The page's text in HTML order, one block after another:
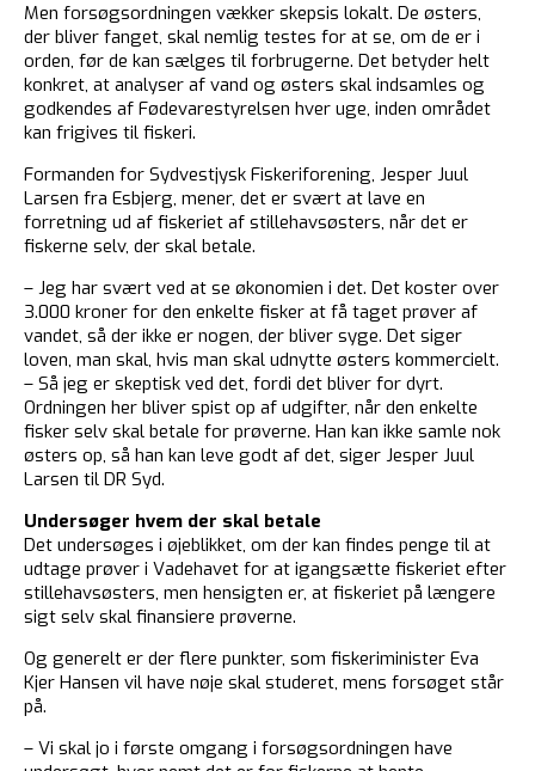
Men forsøgsordningen vækker skepsis lokalt. De østers,
der bliver fanget, skal nemlig testes for at se, om de er i
orden, før de kan sælges til forbrugerne. Det betyder helt
konkret, at analyser af vand og østers skal indsamles og
godkendes af Fødevarestyrelsen hver uge, inden området
kan frigives til fiskeri.
Formanden for Sydvestjysk Fiskeriforening, Jesper Juul
Larsen fra Esbjerg, mener, det er svært at lave en
forretning ud af fiskeriet af stillehavsøsters, når det er
fiskerne selv, der skal betale.
– Jeg har svært ved at se økonomien i det. Det koster over
3.000 kroner for den enkelte fisker at få taget prøver af
vandet, så der ikke er nogen, der bliver syge. Det siger
loven, man skal, hvis man skal udnytte østers kommercielt.
– Så jeg er skeptisk ved det, fordi det bliver for dyrt.
Ordningen her bliver spist op af udgifter, når den enkelte
fisker selv skal betale for prøverne. Han kan ikke samle nok
østers op, så han kan leve godt af det, siger Jesper Juul
Larsen til DR Syd.
Undersøger hvem der skal betale
Det undersøges i øjeblikket, om der kan findes penge til at
udtage prøver i Vadehavet for at igangsætte fiskeriet efter
stillehavsøsters, men hensigten er, at fiskeriet på længere
sigt selv skal finansiere prøverne.
Og generelt er der flere punkter, som fiskeriminister Eva
Kjer Hansen vil have nøje skal studeret, mens forsøget står
på.
– Vi skal jo i første omgang i forsøgsordningen have